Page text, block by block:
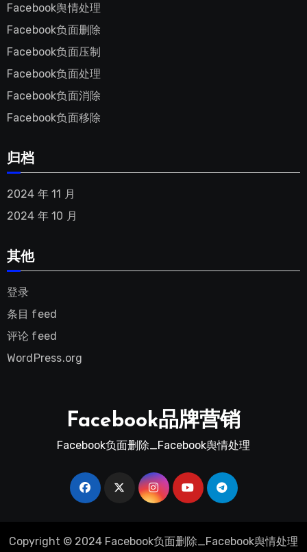
Facebook舆情处理
Facebook负面删除
Facebook负面压制
Facebook负面处理
Facebook负面消除
Facebook负面移除
归档
2024 年 11 月
2024 年 10 月
其他
登录
条目 feed
评论 feed
WordPress.org
Facebook品牌营销
Facebook负面删除_Facebook舆情处理
Copyright © 2024 Facebook负面删除_Facebook舆情处理